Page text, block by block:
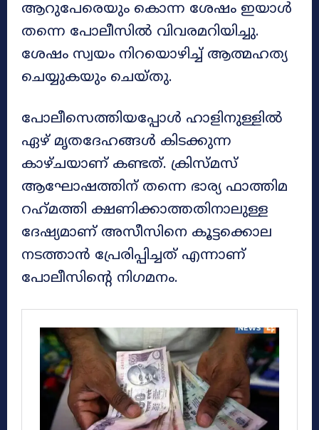
ആറുപേരെയും കൊന്ന ശേഷം ഇയാള്‍
തന്നെ പോലീസില്‍ വിവരമറിയിച്ചു.
ശേഷം സ്വയം നിറയൊഴിച്ച് ആത്മഹത്യ
ചെയ്യുകയും ചെയ്തു.
പോലീസെത്തിയപ്പോള്‍ ഹാളിനുള്ളില്‍
ഏഴ് മൃതദേഹങ്ങള്‍ കിടക്കുന്ന
കാഴ്ചയാണ് കണ്ടത്. ക്രിസ്മസ്
ആഘോഷത്തിന് തന്നെ ഭാര്യ ഫാത്തിമ
റഹ്‌മത്തി ക്ഷണിക്കാത്തതിനാലുള്ള
ദേഷ്യമാണ് അസീസിനെ കൂട്ടക്കൊല
നടത്താന്‍ പ്രേരിപ്പിച്ചത് എന്നാണ്
പോലീസിന്റെ നിഗമനം.